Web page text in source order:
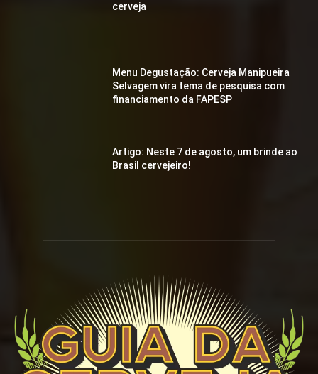
cerveja
Menu Degustação: Cerveja Manipueira
Selvagem vira tema de pesquisa com
financiamento da FAPESP
Artigo: Neste 7 de agosto, um brinde ao
Brasil cervejeiro!